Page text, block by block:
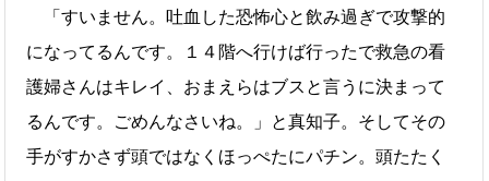
「すいません。吐血した恐怖心と飲み過ぎで攻撃的
になってるんです。１４階へ行けば行ったで救急の看
護婦さんはキレイ、おまえらはブスと言うに決まって
るんです。ごめんなさいね。」と真知子。そしてその
手がすかさず頭ではなくほっぺたにパチン。頭たたく